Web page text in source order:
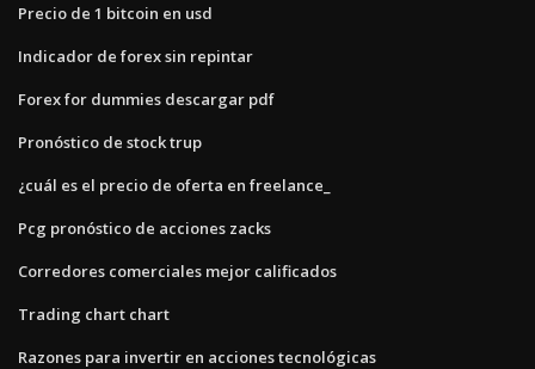
Precio de 1 bitcoin en usd
Indicador de forex sin repintar
Forex for dummies descargar pdf
Pronóstico de stock trup
¿cuál es el precio de oferta en freelance_
Pcg pronóstico de acciones zacks
Corredores comerciales mejor calificados
Trading chart chart
Razones para invertir en acciones tecnológicas